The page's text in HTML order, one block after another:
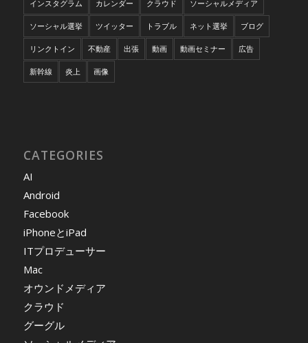
インスタグラム カレンダー クラウド ソーシャルメディア
ソーシャル選挙 ツイッター トラブル ネット選挙 ブログ
リンクトイン 不動産 出張 動画 動画セミナー 広告
新幹線 炎上 画像
CATEGORIES
AI
Android
Facebook
iPhoneとiPad
ITプロデューサー
Mac
オウンドメディア
クラウド
グーグル